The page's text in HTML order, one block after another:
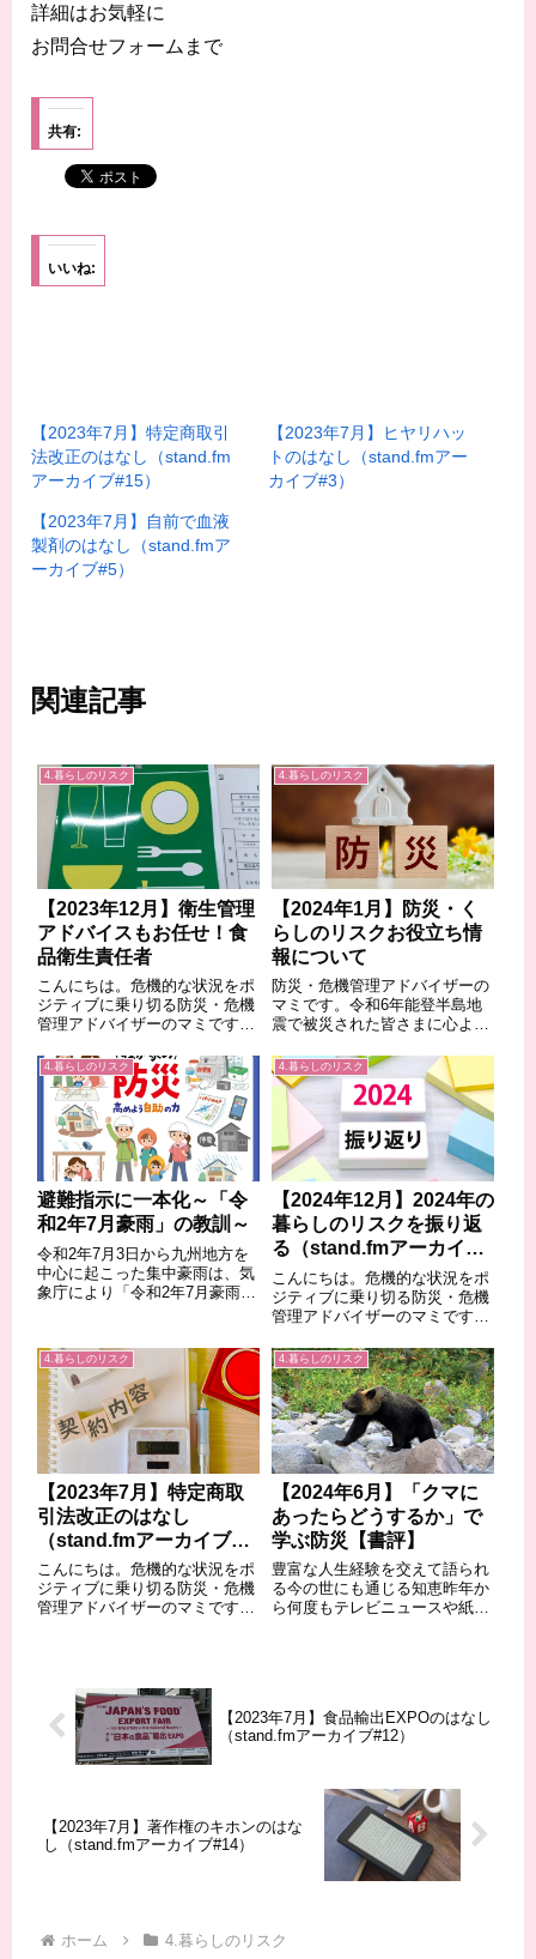
詳細はお気軽に
お問合せフォームまで
共有:
いいね:
【2023年7月】特定商取引
法改正のはなし（stand.fm
アーカイブ#15）
【2023年7月】ヒヤリハッ
トのはなし（stand.fmアー
カイブ#3）
【2023年7月】自前で血液
製剤のはなし（stand.fmア
ーカイブ#5）
関連記事
4.暮らしのリスク
【2023年12月】衛生管理
アドバイスもお任せ！食
品衛生責任者
こんにちは。危機的な状況をポ
ジティブに乗り切る防災・危機
管理アドバイザーのマミです。
加いたしました。弊社では、
「地域の食と観光をつなぐ情報
発信事業」「ヘルスコンシャス
ラボ」事業を展開しておりま
す。また、私自身が1...
4.暮らしのリスク
【2024年1月】防災・く
らしのリスクお役立ち情
報について
防災・危機管理アドバイザーの
マミです。令和6年能登半島地
震で被災された皆さまに心より
情報収集に必要なサイトや今ま
で私が発信してきた内容につき
ましておまとめします。【政府
関連】政府系X（Twitter）⇒ク
リック内...
4.暮らしのリスク
避難指示に一本化～「令
和2年7月豪雨」の教訓～
令和2年7月3日から九州地方を
中心に起こった集中豪雨は、気
象庁により「令和2年7月豪雨」
伝承のために一定の基準によ
り、名前がつけられることにな
っています。さて、今回の豪雨
を受けて、もう...
4.暮らしのリスク
【2024年12月】2024年の
暮らしのリスクを振り返
る（stand.fmアーカイブ
#34）
こんにちは。危機的な状況をポ
ジティブに乗り切る防災・危機
管理アドバイザーのマミです。
回目のstand.fmを更新いたしま
した。2024年に発生したニュー
スから、防災・防犯・暮らしの
リスクにまつわるものをピック
ア...
4.暮らしのリスク
【2023年7月】特定商取
引法改正のはなし
（stand.fmアーカイブ
#15）
こんにちは。危機的な状況をポ
ジティブに乗り切る防災・危機
管理アドバイザーのマミです。
が、さらに、この法律の改正点
についてお話してみました。
Twitte...
4.暮らしのリスク
【2024年6月】「クマに
あったらどうするか」で
学ぶ防災【書評】
豊富な人生経験を交えて語られ
る今の世にも通じる知恵昨年か
ら何度もテレビニュースや紙面
ころである。自然...
【2023年7月】食品輸出EXPOのはなし
（stand.fmアーカイブ#12）
【2023年7月】著作権のキホンのはな
し（stand.fmアーカイブ#14）
ホーム 4.暮らしのリスク